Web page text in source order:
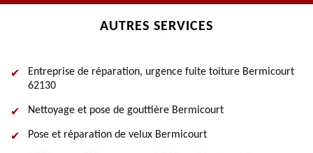
AUTRES SERVICES
Entreprise de réparation, urgence fuite toiture Bermicourt
62130
Nettoyage et pose de gouttière Bermicourt
Pose et réparation de velux Bermicourt